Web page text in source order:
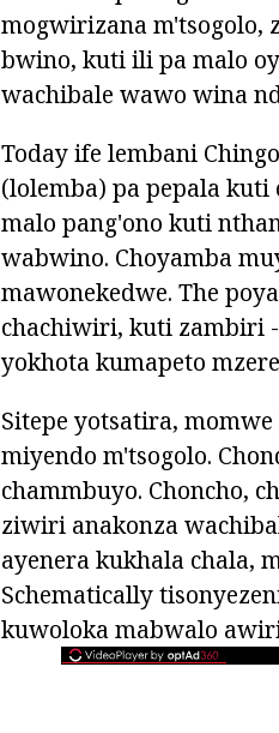
mogwirizana m'tsogolo,
bwino, kuti ili pa malo
wachibale wawo wina
Today ife lembani
(lolemba) pa pepala
malo pang'ono kuti
wabwino. Choyamba
mawonekedwe. The
chachiwiri, kuti zambiri
yokhota kumapeto
Sitepe yotsatira,
miyendo m'tsogolo.
chammbuyo. Choncho,
ziwiri anakonza
ayenera kukhala chala,
Schematically
kuwoloka mabwalo